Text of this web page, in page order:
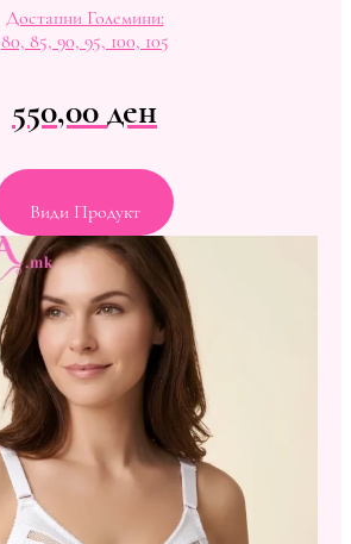
Достапни Големини:
80, 85, 90, 95, 100, 105
550,00ден
Види Продукт